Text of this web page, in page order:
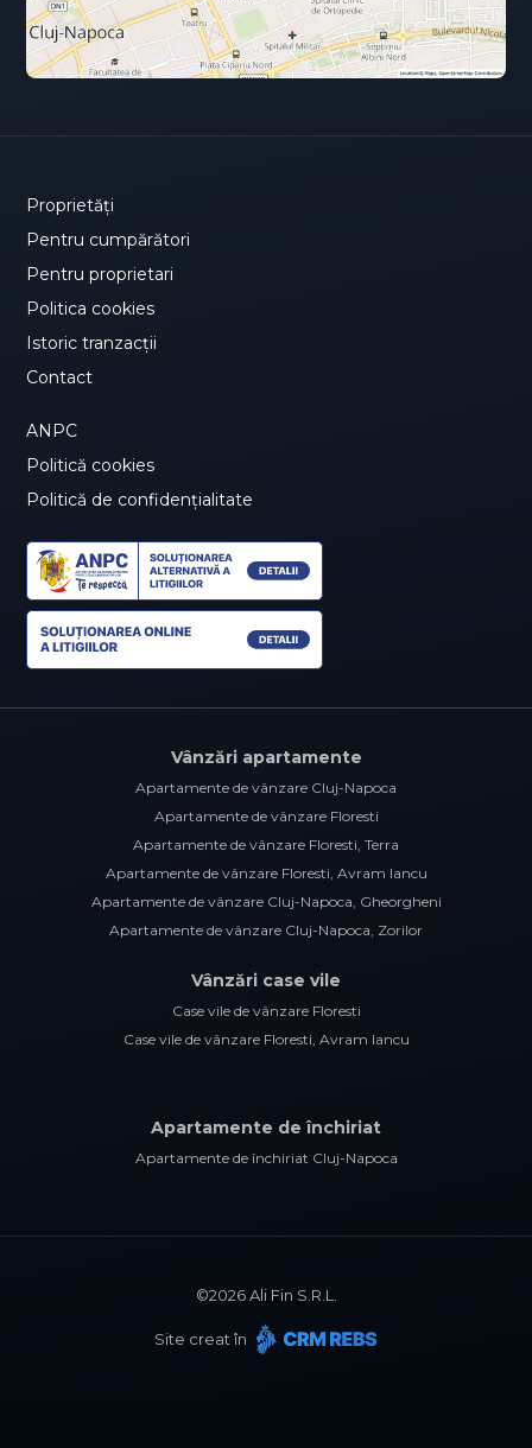
Proprietăți
Pentru cumpărători
Pentru proprietari
Politica cookies
Istoric tranzacții
Contact
ANPC
Politică cookies
Politică de confidențialitate
Vânzări apartamente
Apartamente de vânzare Cluj-Napoca
Apartamente de vânzare Floresti
Apartamente de vânzare Floresti, Terra
Apartamente de vânzare Floresti, Avram Iancu
Apartamente de vânzare Cluj-Napoca, Gheorgheni
Apartamente de vânzare Cluj-Napoca, Zorilor
Vânzări case vile
Case vile de vânzare Floresti
Case vile de vânzare Floresti, Avram Iancu
Apartamente de închiriat
Apartamente de închiriat Cluj-Napoca
©2026Ali Fin S.R.L.
Site creat în